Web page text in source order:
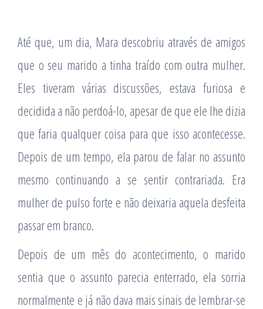
Até que, um dia, Mara descobriu através de amigos
que o seu marido a tinha traído com outra mulher.
Eles tiveram várias discussões, estava furiosa e
decidida a não perdoá-lo, apesar de que ele lhe dizia
que faria qualquer coisa para que isso acontecesse.
Depois de um tempo, ela parou de falar no assunto
mesmo continuando a se sentir contrariada. Era
mulher de pulso forte e não deixaria aquela desfeita
passar em branco.
Depois de um mês do acontecimento, o marido
sentia que o assunto parecia enterrado, ela sorria
normalmente e já não dava mais sinais de lembrar-se